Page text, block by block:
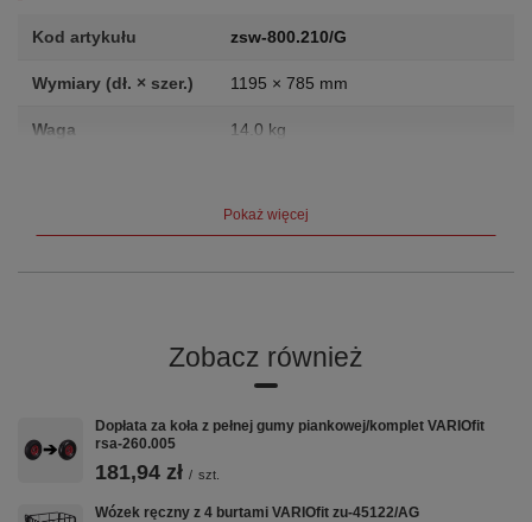
Kod artykułu zsw-800.210/G
Wymiary (dł. × szer.) 1195 × 785 mm
Waga 14.0 kg
12 lat
Certyfikat TÜV
Wymiary: 1.195 x 785 mm (szer./gł.) * dla powierzchni
okleina ciemnoszara * z hakiem ze śrubami do zawieszenia
półki * nośność półki: 80 kg EAN-Nr.: 4035694085022
Pokaż więcej
Zobacz również
Dopłata za koła z pełnej gumy piankowej/komplet VARIOfit
rsa-260.005
181,94 zł / szt.
Wózek ręczny z 4 burtami VARIOfit zu-45122/AG